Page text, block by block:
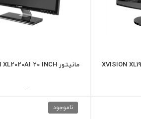
مانیتور XVISION XL2020AI 20 INCH
-
ناموجود